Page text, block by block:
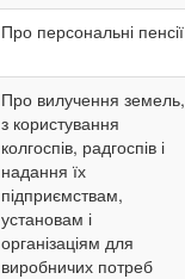
Про персональні пенсії
Про вилучення земель,
з користування
колгоспів, радгоспів і
надання їх
підприємствам,
установам і
організаціям для
виробничих потреб